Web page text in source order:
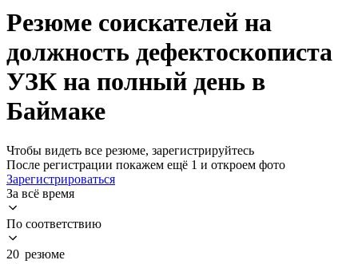
Резюме соискателей на
должность дефектоскописта
УЗК на полный день в
Баймаке
Чтобы видеть все резюме, зарегистрируйтесь
После регистрации покажем ещё 1 и откроем фото
Зарегистрироваться
За всё время
По соответствию
20 резюме